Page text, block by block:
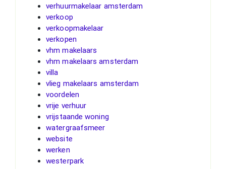
verhuurmakelaar amsterdam
verkoop
verkoopmakelaar
verkopen
vhm makelaars
vhm makelaars amsterdam
villa
vlieg makelaars amsterdam
voordelen
vrije verhuur
vrijstaande woning
watergraafsmeer
website
werken
westerpark